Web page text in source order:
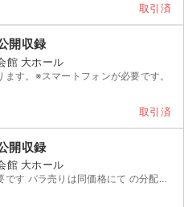
取引済
開収録
館 大ホール
す。※スマートフォンが必要です。
取引済
開収録
館 大ホール
[詳細] 階 列 番〜 番 発券手数料は不要です バラ売りは同価格にて の分配機能で対応...